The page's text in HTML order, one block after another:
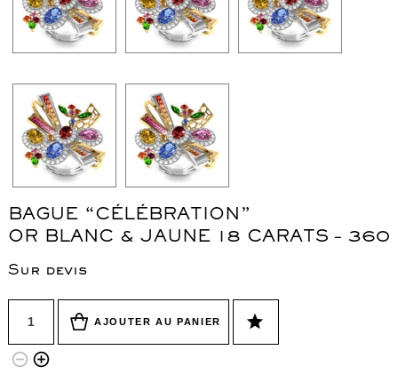
BAGUE “CÉLÉBRATION”
OR BLANC & JAUNE 18 CARATS – 360
Sur devis
AJOUTER AU PANIER star
remove_circle_outline add_circle_outline